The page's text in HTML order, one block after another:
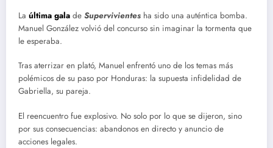
La última gala de Supervivientes ha sido una auténtica bomba.
Manuel González volvió del concurso sin imaginar la tormenta que
le esperaba.
Tras aterrizar en plató, Manuel enfrentó uno de los temas más
polémicos de su paso por Honduras: la supuesta infidelidad de
Gabriella, su pareja.
El reencuentro fue explosivo. No solo por lo que se dijeron, sino
por sus consecuencias: abandonos en directo y anuncio de
acciones legales.